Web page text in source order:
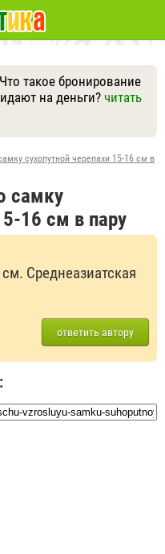
Что такое бронирование
на деньги? читать
Задать вопрос
сухопутной черепахи 15-16 см в
самку
16 см в пару
Среднеазиатская
ответить автору